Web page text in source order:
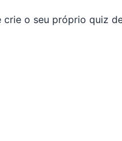
crie o seu próprio quiz